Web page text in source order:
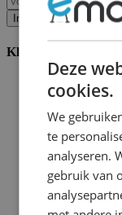
Inschrijven
Klantenservice
Bestellen bij
Verzending en
Service en
Annuleren of
Klachten
Montagetips
Wachtwoord
Deze
cookies.
We
te
analyseren.
gebruik van